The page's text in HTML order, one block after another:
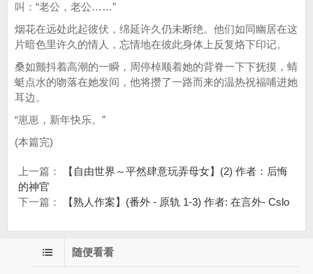
叫：“老公，老公……”
烟花在远处此起彼伏，绵延许久仍未断绝。他们如同幽居在这
片暗色里许久的情人，忘情地在彼此身体上反复烙下印记。
桑如颤抖着高潮的一瞬，周停棹顺着她的背脊一下下抚摸，蜻
蜓点水的吻落在她发间，他将攒了一路而来的温热祝福哺进她
耳边。
“崽崽，新年快乐。”
(本篇完)
上一篇：
【自由世界～平然肆意玩弄母女】(2) 作者：后悔
的神官
下一篇：
【熟人作案】(番外 - 原轨 1-3) 作者: 在言外- Cslo
随便看看